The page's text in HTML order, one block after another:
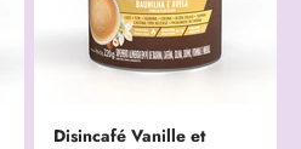
Disincafé Vanille et